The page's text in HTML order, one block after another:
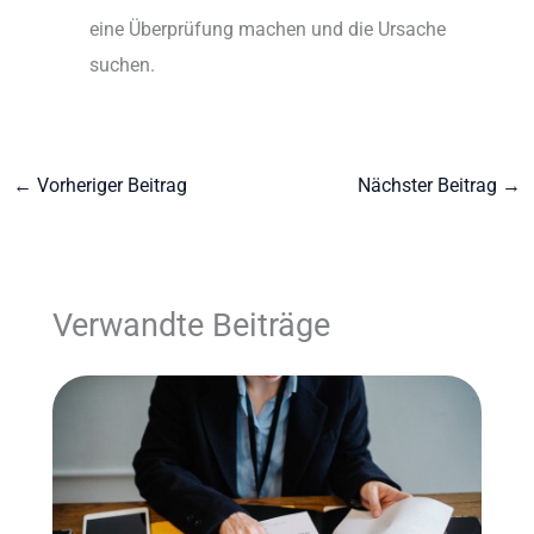
eine Überprüfung machen und die Ursache
suchen.
← Vorheriger Beitrag Nächster Beitrag →
Verwandte Beiträge